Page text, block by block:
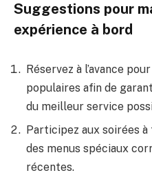
Suggestions pour
expérience à bord
Réservez à l’avance
populaires afin de
du meilleur service
Participez aux soirées
des menus spéciaux
récentes.